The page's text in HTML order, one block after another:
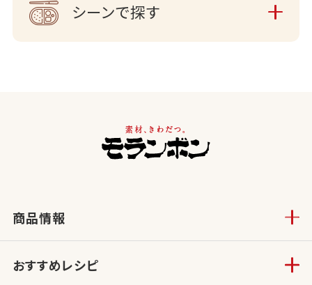
シーンで探す
商品情報
おすすめレシピ